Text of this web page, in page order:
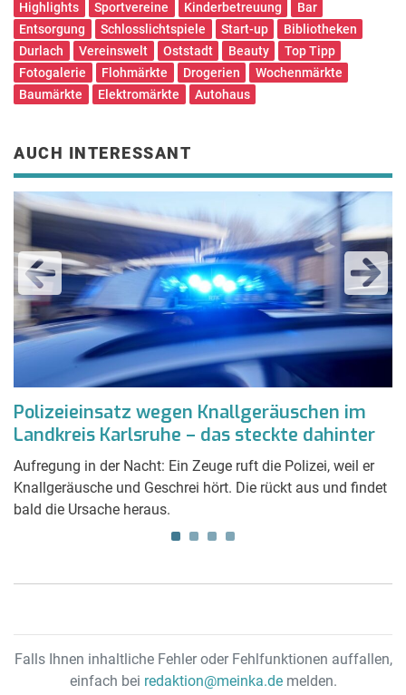
Highlights
Sportvereine Kinderbetreuung
Bar
Entsorgung
Schlosslichtspiele Start-up
Bibliotheken
Durlach
Vereinswelt Oststadt Beauty
Top Tipp
Fotogalerie
Flohmärkte Drogerien
Wochenmärkte
Baumärkte
Elektromärkte Autohaus
AUCH INTERESSANT
Polizeieinsatz wegen Knallgeräuschen im
Landkreis Karlsruhe – das steckte dahinter
Aufregung in der Nacht: Ein Zeuge ruft die Polizei, weil er
Knallgeräusche und Geschrei hört. Die rückt aus und findet
bald die Ursache heraus.
Falls Ihnen inhaltliche Fehler oder Fehlfunktionen auffallen,
einfach bei redaktion@meinka.demelden.